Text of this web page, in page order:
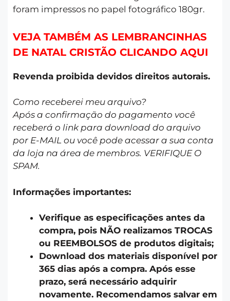
foram impressos no papel fotográfico 180gr.
VEJA TAMBÉM AS LEMBRANCINHAS
DE NATAL CRISTÃO CLICANDO AQUI
Revenda proibida devidos direitos autorais.
Como receberei meu arquivo?
Após a confirmação do pagamento você
receberá o link para download do arquivo
por E-MAIL ou você pode acessar a sua conta
da loja na área de membros. VERIFIQUE O
SPAM.
Informações importantes:
Verifique as especificações antes da
compra, pois NÃO realizamos TROCAS
ou REEMBOLSOS de produtos digitais;
Download dos materiais disponível por
365 dias após a compra. Após esse
prazo, será necessário adquirir
novamente. Recomendamos salvar em